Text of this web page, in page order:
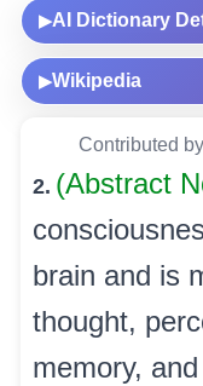
▶AI Dictionary
▶Wikipedia
Contributed
2. (Abstract
brain and is
thought,
memory, and